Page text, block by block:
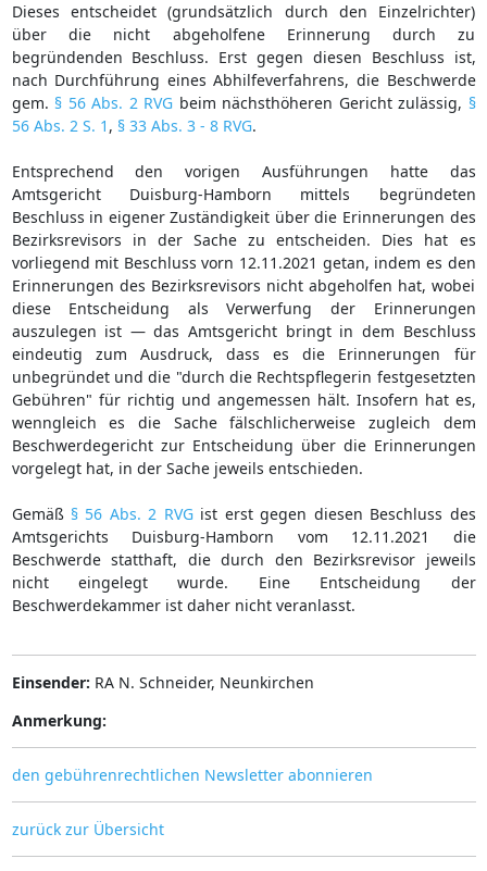
Dieses entscheidet (grundsätzlich durch den Einzelrichter)
über die nicht abgeholfene Erinnerung durch zu
begründenden Beschluss. Erst gegen diesen Beschluss ist,
nach Durchführung eines Abhilfeverfahrens, die Beschwerde
gem. § 56 Abs. 2 RVG beim nächsthöheren Gericht zulässig, §
56 Abs. 2 S. 1 , § 33 Abs. 3 - 8 RVG.
Entsprechend den vorigen Ausführungen hatte das
Amtsgericht Duisburg-Hamborn mittels begründeten
Beschluss in eigener Zuständigkeit über die Erinnerungen des
Bezirksrevisors in der Sache zu entscheiden. Dies hat es
vorliegend mit Beschluss vorn 12.11.2021 getan, indem es den
Erinnerungen des Bezirksrevisors nicht abgeholfen hat, wobei
diese Entscheidung als Verwerfung der Erinnerungen
auszulegen ist — das Amtsgericht bringt in dem Beschluss
eindeutig zum Ausdruck, dass es die Erinnerungen für
unbegründet und die "durch die Rechtspflegerin festgesetzten
Gebühren" für richtig und angemessen hält. Insofern hat es,
wenngleich es die Sache fälschlicherweise zugleich dem
Beschwerdegericht zur Entscheidung über die Erinnerungen
vorgelegt hat, in der Sache jeweils entschieden.
Gemäß § 56 Abs. 2 RVGist erst gegen diesen Beschluss des
Amtsgerichts Duisburg-Hamborn vom 12.11.2021 die
Beschwerde statthaft, die durch den Bezirksrevisor jeweils
nicht eingelegt wurde. Eine Entscheidung der
Beschwerdekammer ist daher nicht veranlasst.
Einsender: RA N. Schneider, Neunkirchen
Anmerkung:
den gebührenrechtlichen Newsletter abonnieren
zurück zur Übersicht